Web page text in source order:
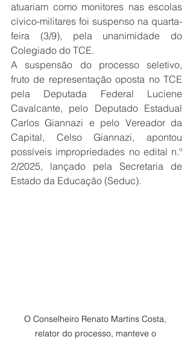
atuariam como monitores nas escolas
cívico-militares foi suspenso na quarta-
feira (3/9), pela unanimidade do
Colegiado do TCE.
A suspensão do processo seletivo,
fruto de representação oposta no TCE
pela Deputada Federal Luciene
Cavalcante, pelo Deputado Estadual
Carlos Giannazi e pelo Vereador da
Capital, Celso Giannazi, apontou
possíveis impropriedades no edital n.º
2/2025, lançado pela Secretaria de
Estado da Educação (Seduc).
O Conselheiro Renato Martins Costa,
relator do processo, manteve o